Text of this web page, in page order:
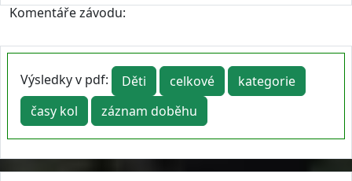
Komentáře závodu:
Výsledky v pdf: Děti celkové
kategorie
časy kol
záznam doběhu